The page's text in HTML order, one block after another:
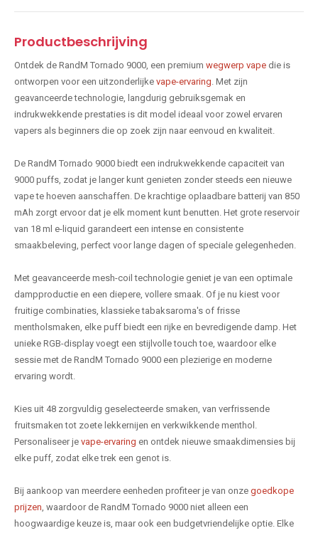
Productbeschrijving
Ontdek de RandM Tornado 9000, een premium wegwerp vape die is
ontworpen voor een uitzonderlijke vape-ervaring . Met zijn
geavanceerde technologie, langdurig gebruiksgemak en
indrukwekkende prestaties is dit model ideaal voor zowel ervaren
vapers als beginners die op zoek zijn naar eenvoud en kwaliteit.
De RandM Tornado 9000 biedt een indrukwekkende capaciteit van
9000 puffs, zodat je langer kunt genieten zonder steeds een nieuwe
vape te hoeven aanschaffen. De krachtige oplaadbare batterij van 850
mAh zorgt ervoor dat je elk moment kunt benutten. Het grote reservoir
van 18 ml e-liquid garandeert een intense en consistente
smaakbeleving, perfect voor lange dagen of speciale gelegenheden.
Met geavanceerde mesh-coil technologie geniet je van een optimale
dampproductie en een diepere, vollere smaak. Of je nu kiest voor
fruitige combinaties, klassieke tabaksaroma's of frisse
mentholsmaken, elke puff biedt een rijke en bevredigende damp. Het
unieke RGB-display voegt een stijlvolle touch toe, waardoor elke
sessie met de RandM Tornado 9000 een plezierige en moderne
ervaring wordt.
Kies uit 48 zorgvuldig geselecteerde smaken, van verfrissende
fruitsmaken tot zoete lekkernijen en verkwikkende menthol.
Personaliseer je vape-ervaring en ontdek nieuwe smaakdimensies bij
elke puff, zodat elke trek een genot is.
Bij aankoop van meerdere eenheden profiteer je van onze goedkope
prijzen , waardoor de RandM Tornado 9000 niet alleen een
hoogwaardige keuze is, maar ook een budgetvriendelijke optie. Elke